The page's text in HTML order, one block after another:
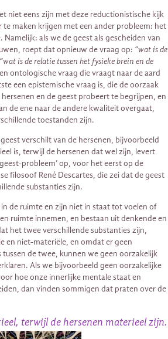
niet eens zijn met deze reductionistische kijk
te maken krijgen met een ander probleem: het
als we de geest als gescheiden van
roept dat opnieuw de vraag op: “wat is de
“wat is de relatie tussen het fysieke brein en de
ontologische vraag die vraagt ​​naar de aard
een epistemische vraag is, die de oorzaak
en de geest probeert te begrijpen, en
de ene naar de andere kwaliteit overgaat,
toestanden zijn.
verschilt van de hersenen, bijvoorbeeld
is, terwijl de hersenen dat wel zijn, levert
probleem’ op, voor het eerst op de
filosoof René Descartes, die zei dat de geest
substanties zijn.
de ruimte en zijn niet in staat tot voelen of
ruimte innemen, en bestaan uit denkende en
het twee verschillende substanties zijn,
en niet-materiële, en omdat er geen
de twee, kunnen we geen oorzakelijk
Als we bijvoorbeeld geen oorzakelijke
hoe onze innerlijke mentale staat en
dan vinden sommigen dat praten over de
terwijl de hersenen materieel zijn.